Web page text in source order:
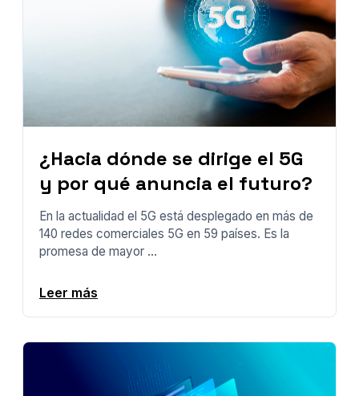
¿Hacia dónde se dirige el 5G
y por qué anuncia el futuro?
En la actualidad el 5G está desplegado en más de
140 redes comerciales 5G en 59 países. Es la
promesa de mayor ...
Leer más